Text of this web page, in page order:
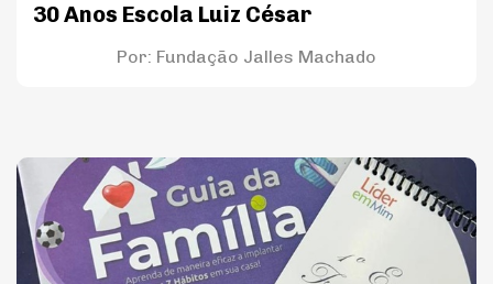
30 Anos Escola Luiz César
Por: Fundação Jalles Machado